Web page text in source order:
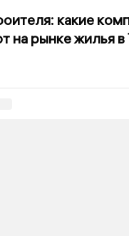
какие
на рынке жилья в